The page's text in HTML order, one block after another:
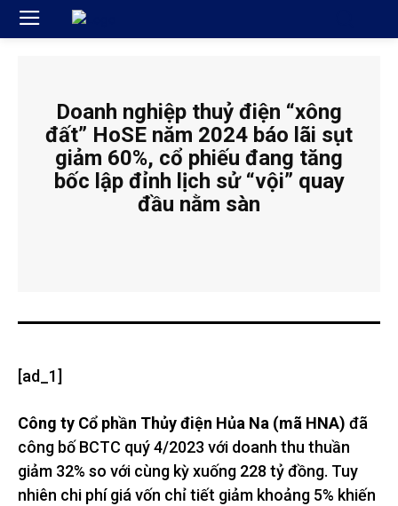
Doanh nghiệp thuỷ điện “xông
đất” HoSE năm 2024 báo lãi sụt
giảm 60%, cổ phiếu đang tăng
bốc lập đỉnh lịch sử “vội” quay
đầu nằm sàn
[ad_1]
Công ty Cổ phần Thủy điện Hủa Na (mã HNA) đã
công bố BCTC quý 4/2023 với doanh thu thuần
giảm 32% so với cùng kỳ xuống 228 tỷ đồng. Tuy
nhiên chi phí giá vốn chỉ tiết giảm khoảng 5% khiến